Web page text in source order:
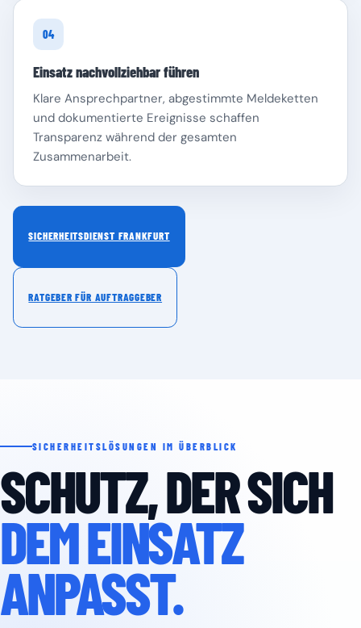
04
Einsatz nachvollziehbar führen
Klare Ansprechpartner, abgestimmte Meldeketten
und dokumentierte Ereignisse schaffen
Transparenz während der gesamten
Zusammenarbeit.
SICHERHEITSDIENST FRANKFURT
RATGEBER FÜR AUFTRAGGEBER
SICHERHEITSLÖSUNGEN IM ÜBERBLICK
SCHUTZ, DER SICH
DEM EINSATZ
ANPASST.